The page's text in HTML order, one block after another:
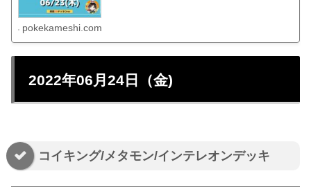
pokekameshi.com
2022年06月24日（金)
コイキング/メタモン/インテレオンデッキ